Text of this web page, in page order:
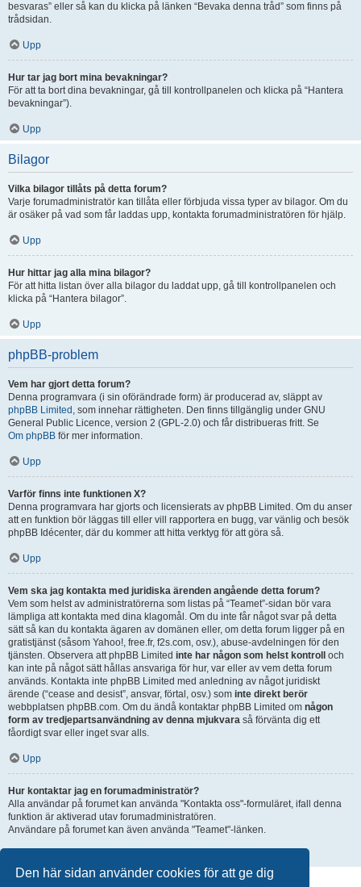
Den här sidan använder cookies för att ge dig
besvaras” eller så kan du klicka på länken “Bevaka denna tråd” som finns på
trådsidan.
Upp
Hur tar jag bort mina bevakningar?
För att ta bort dina bevakningar, gå till kontrollpanelen och klicka på “Hantera
bevakningar”).
Upp
Bilagor
Vilka bilagor tillåts på detta forum?
Varje forumadministratör kan tillåta eller förbjuda vissa typer av bilagor. Om du
är osäker på vad som får laddas upp, kontakta forumadministratören för hjälp.
Upp
Hur hittar jag alla mina bilagor?
För att hitta listan över alla bilagor du laddat upp, gå till kontrollpanelen och
klicka på “Hantera bilagor”.
Upp
phpBB-problem
Vem har gjort detta forum?
Denna programvara (i sin oförändrade form) är producerad av, släppt av
phpBB Limited , som innehar rättigheten. Den finns tillgänglig under GNU
General Public Licence, version 2 (GPL-2.0) och får distribueras fritt. Se
Om phpBB för mer information.
Upp
Varför finns inte funktionen X?
Denna programvara har gjorts och licensierats av phpBB Limited. Om du anser
att en funktion bör läggas till eller vill rapportera en bugg, var vänlig och besök
phpBB Idécenter, där du kommer att hitta verktyg för att göra så.
Upp
Vem ska jag kontakta med juridiska ärenden angående detta forum?
Vem som helst av administratörerna som listas på “Teamet”-sidan bör vara
lämpliga att kontakta med dina klagomål. Om du inte får något svar på detta
sätt så kan du kontakta ägaren av domänen eller, om detta forum ligger på en
gratistjänst (såsom Yahoo!, free.fr, f2s.com, osv.), abuse-avdelningen för den
tjänsten. Observera att phpBB Limited inte har någon som helst kontroll
och
kan inte på något sätt hållas ansvariga för hur, var eller av vem detta forum
används. Kontakta inte phpBB Limited med anledning av något juridiskt
ärende (“cease and desist”, ansvar, förtal, osv.) som inte direkt berör
webbplatsen phpBB.com. Om du ändå kontaktar phpBB Limited om någon
form av tredjepartsanvändning av denna mjukvara så förvänta dig ett
fåordigt svar eller inget svar alls.
Upp
Hur kontaktar jag en forumadministratör?
Alla användar på forumet kan använda "Kontakta oss"-formuläret, ifall denna
funktion är aktiverad utav forumadministratören.
Användare på forumet kan även använda "Teamet"-länken.